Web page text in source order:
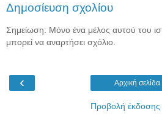
Δημοσίευση σχολίου
Σημείωση: Μόνο ένα μέλος αυτού του
μπορεί να αναρτήσει σχόλιο.
‹ Αρχική σελίδα
Προβολή έκδοσης